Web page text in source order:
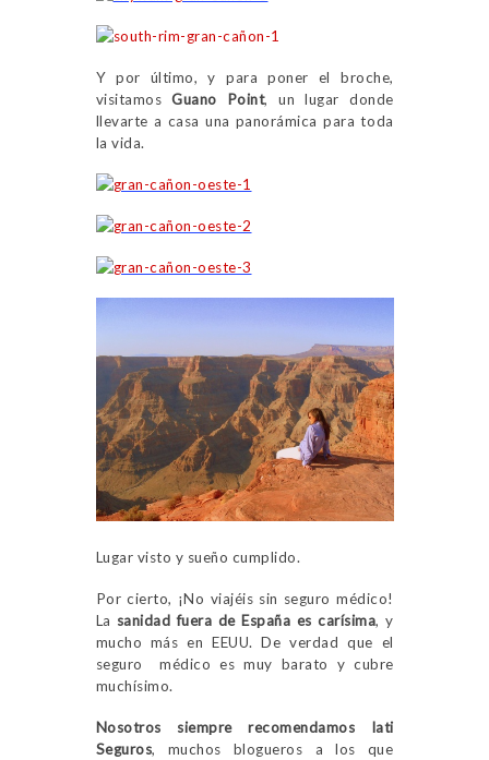
Y por último, y para poner el broche,
visitamosGuano Point, un lugar donde
llevarte a casa una panorámica para toda
la vida.
Lugar visto y sueño cumplido.
Por cierto, ¡No viajéis sin seguro médico!
La sanidad fuera de España es carísima, y
mucho más en EEUU. De verdad que el
seguro médico es muy barato y cubre
muchísimo.
Nosotros siempre recomendamos Iati
Seguros, muchos blogueros a los que